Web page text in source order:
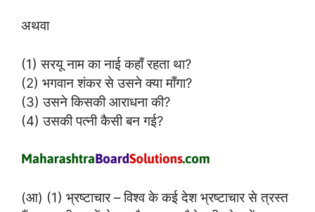
अथवा
(1) सरयू नाम का नाई कहाँ रहता था?
(2) भगवान शंकर से उसने क्या माँगा?
(3) उसने किसकी आराधना की?
(4) उसकी पत्नी कैसी बन गई?
(आ) (1) भ्रष्टाचार – विश्व के कई देश भ्रष्टाचार से त्रस्त